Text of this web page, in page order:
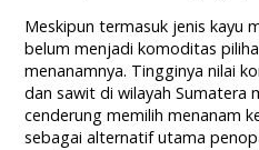
Meskipun termasuk jenis kayu
belum menjadi komoditas
menanamnya. Tingginya nilai
dan sawit di wilayah Sumatera
cenderung memilih menanam
sebagai alternatif utama